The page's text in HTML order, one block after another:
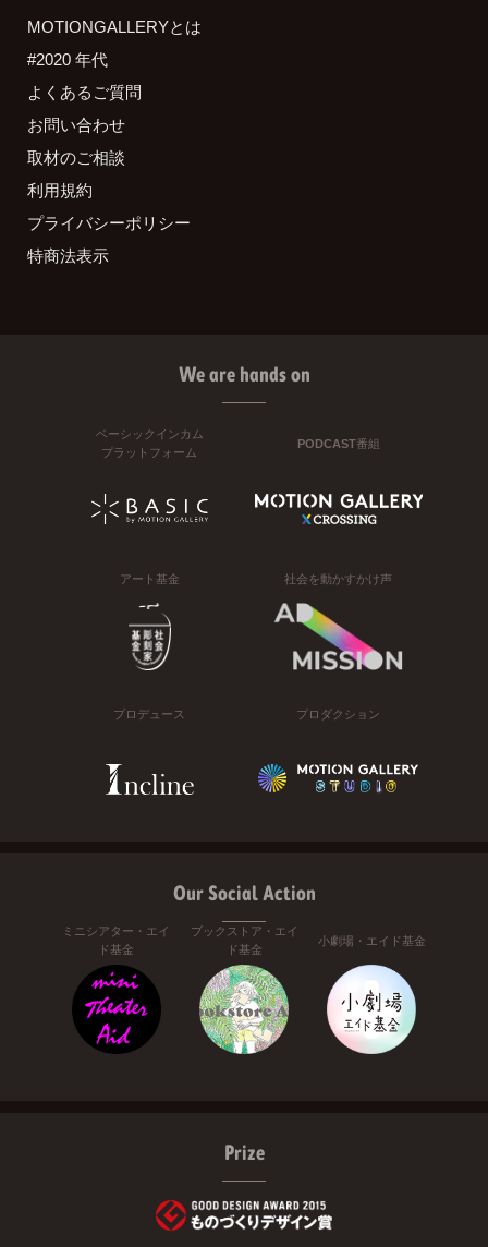
MOTIONGALLERYとは
#2020 年代
よくあるご質問
お問い合わせ
取材のご相談
利用規約
プライバシーポリシー
特商法表示
We are hands on
ベーシックインカム
プラットフォーム
PODCAST番組
アート基金 社会を動かすかけ声
プロデュース プロダクション
Our Social Action
ミニシアター・エイ
ド基金
ブックストア・エイ
ド基金
小劇場・エイド基金
Prize